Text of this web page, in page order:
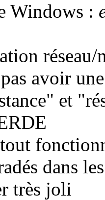
Windows :
réseau/
avoir
et
dans
très joli